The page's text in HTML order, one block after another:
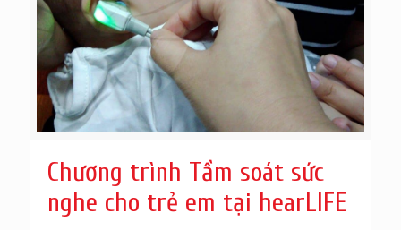
Chương trình Tầm soát sức
nghe cho trẻ em tại hearLIFE